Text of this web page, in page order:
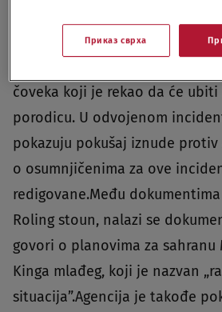
oca“.Godine 1979, četiri
čoveka koji je rekao da će
porodicu. U odvojenom
pokazuju pokušaj iznude
o osumnjičenima za ove
redigovane.Među
Roling stoun, nalazi se
govori o planovima za sahranu
Kinga mlađeg, koji je nazvan
situacija”.Agencija je takođe
Приказ сврха